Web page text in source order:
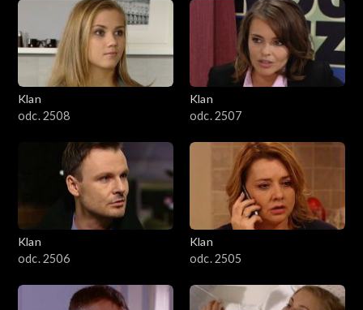
Klan
odc. 2508
Klan
odc. 2507
Klan
odc. 2506
Klan
odc. 2505